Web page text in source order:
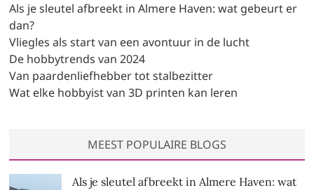
Als je sleutel afbreekt in Almere Haven: wat gebeurt er
dan?
Vliegles als start van een avontuur in de lucht
De hobbytrends van 2024
Van paardenliefhebber tot stalbezitter
Wat elke hobbyist van 3D printen kan leren
MEEST POPULAIRE BLOGS
Als je sleutel afbreekt in Almere Haven: wat